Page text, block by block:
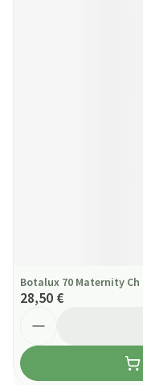
Botalux 70 Maternity Ch
28,50 €